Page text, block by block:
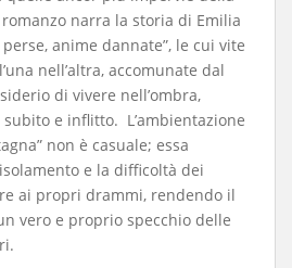
narra la storia di Emilia
anime dannate”, le cui vite
nell’altra, accomunate dal
di vivere nell’ombra,
e inflitto. L’ambientazione
non è casuale; essa
e la difficoltà dei
ai propri drammi, rendendo il
vero e proprio specchio delle